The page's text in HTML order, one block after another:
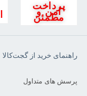
پرداخت
امن و
مطمئن
راهنمای خرید از گجت‌کالا
پرسش های متداول